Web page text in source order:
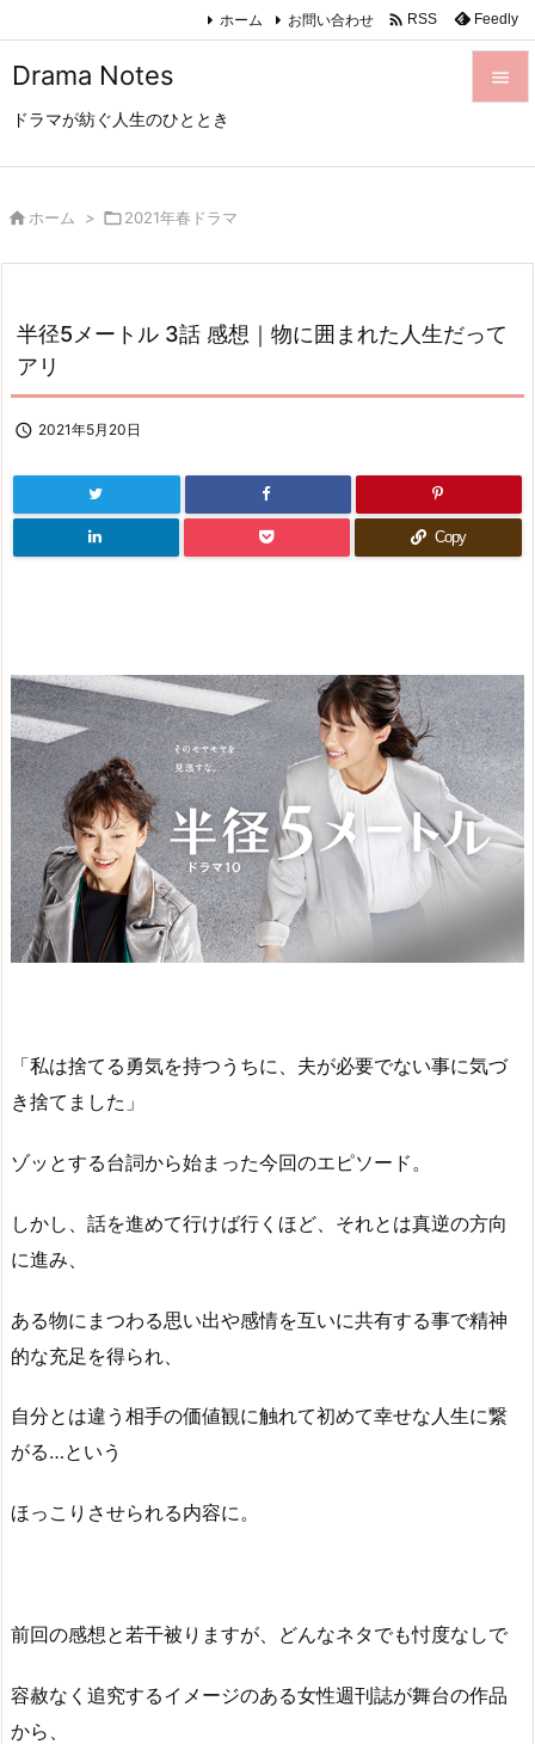
Drama Notes
ドラマが紡ぐ人生のひととき

次へ
検索
ホーム お問い合わせ  RSS Feedly
 ホーム > 2021年春ドラマ
半径5メートル 3話 感想｜物に囲まれた人生だって
アリ
 2021年5月20日
Copy
「私は捨てる勇気を持つうちに、夫が必要でない事に気づ
き捨てました」
ゾッとする台詞から始まった今回のエピソード。
しかし、話を進めて行けば行くほど、それとは真逆の方向
に進み、
ある物にまつわる思い出や感情を互いに共有する事で精神
的な充足を得られ、
自分とは違う相手の価値観に触れて初めて幸せな人生に繋
がる…という
ほっこりさせられる内容に。
前回の感想と若干被りますが、どんなネタでも忖度なしで
容赦なく追究するイメージのある女性週刊誌が舞台の作品
から、